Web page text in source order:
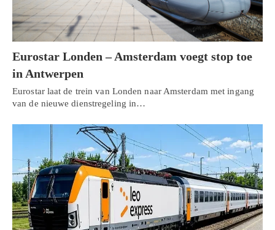
Eurostar Londen – Amsterdam voegt stop toe
in Antwerpen
Eurostar laat de trein van Londen naar Amsterdam met ingang
van de nieuwe dienstregeling in…